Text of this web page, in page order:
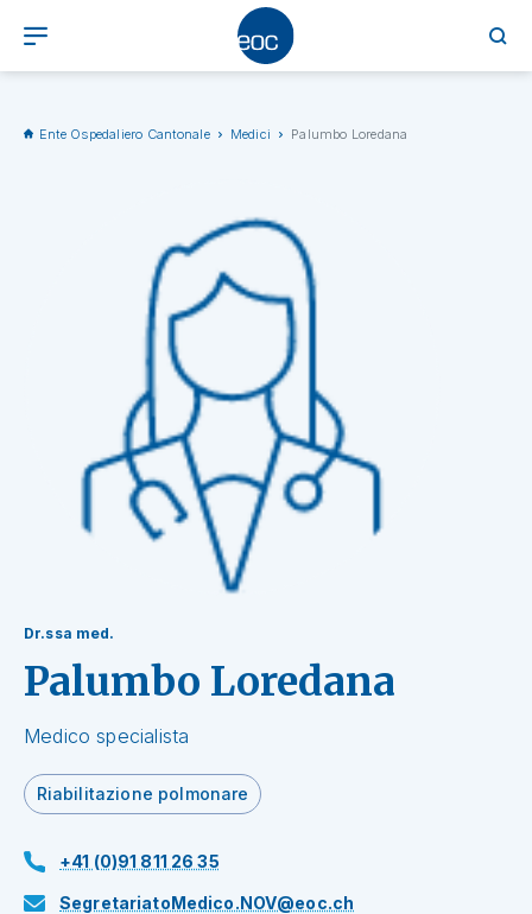
Ente Ospedaliero Cantonale Medici Palumbo Loredana
Dr.ssa med.
Palumbo Loredana
Medico specialista
Riabilitazione polmonare
+41 (0)91 811 26 35
SegretariatoMedico.NOV@eoc.ch